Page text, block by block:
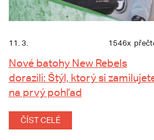
11. 3. 1546x
Nové batohy New Rebels
dorazili: Štýl, ktorý si
na prvý pohľad
ČÍST CELÉ